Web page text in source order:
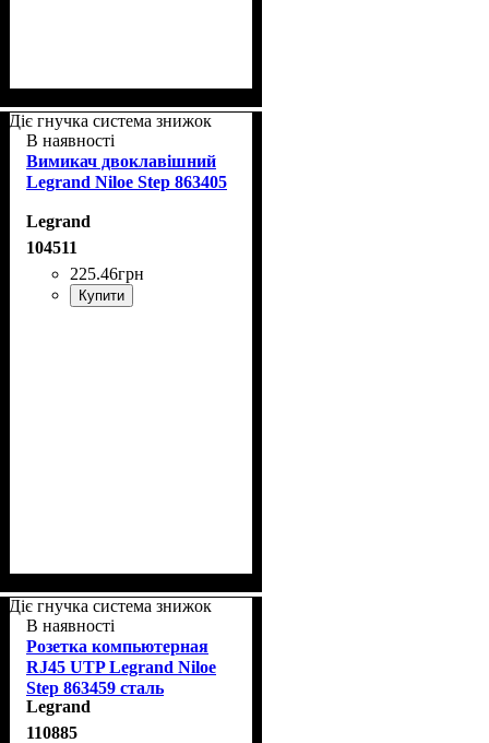
Діє гнучка система знижок
В наявності
Вимикач двоклавішний
Legrand Niloe Step 863405
Legrand
104511
225.46грн
Купити
Діє гнучка система знижок
В наявності
Розетка компьютерная
RJ45 UTP Legrand Niloe
Step 863459 сталь
Legrand
110885